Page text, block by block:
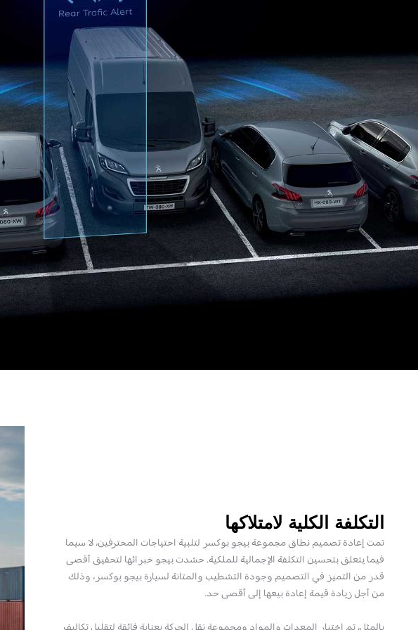
نظام التنبيه في حالة الانحراف عن المسار
علامات حارات المرور باستخدام كاميرا
على الأرض. تقوم الكاميرا بتحليل الصورة،
60 كم / ساعة، فإنها تطلق تحذيرًا مرئيًا إذا انحرفت السيارة عن مسارها.
التكلفة الكلية لامتلاكها
تمت إعادة تصميم نطاق مجموعة بيجو بوكسر لتلبية احتياجات المحترفين، لا سيما
فيما يتعلق بتحسين التكلفة الإجمالية للملكية. حشدت بيجو خبرائها لتحقيق أقصى
قدر من التميز في التصميم وجودة التشطيب والمتانة لسيارة بيجو بوكسر، وذلك
من أجل زيادة قيمة إعادة بيعها إلى أقصى حد.
بالمثل، تم اختيار المعدات والمواد ومجموعة نقل الحركة بعناية فائقة لتقليل تكاليف